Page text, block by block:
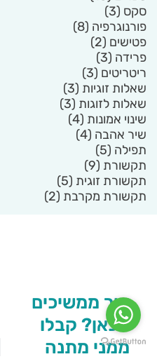
סקס (3)
פורנוגרפיה (8)
פטישים (2)
פרידה (3)
ריטריטים (3)
שאלות זוגיות (3)
שאלות לזוגות (3)
שינוי אמונות (4)
שיר אהבה (4)
תפילה (5)
תקשורת (9)
תקשורת זוגית (5)
תקשורת מקרבת (2)
איך ממשיכים
מכאן? קבלו
ממני מתנה